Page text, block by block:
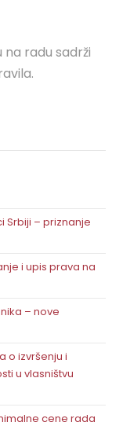
na radu sadrži
Srbiji – priznanje
i upis prava na
– nove
o izvršenju i
u vlasništvu
cene rada